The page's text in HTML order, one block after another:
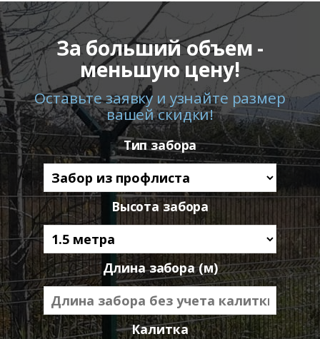
За больший объем -
меньшую цену!
Оставьте заявку и узнайте размер
вашей скидки!
Тип забора
Высота забора
Длина забора (м)
Калитка